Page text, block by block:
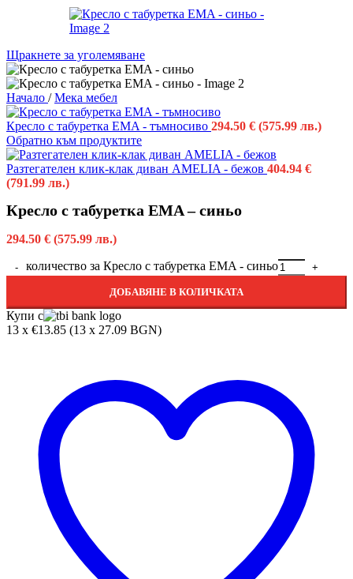
Щракнете за уголемяване
Начало / Мека мебел
Кресло с табуретка EMA - тъмносиво 294.50 € (575.99 лв.)
Обратно към продуктите
Разтегателен клик-клак диван AMELIA - бежов 404.94 €
(791.99 лв.)
Кресло с табуретка EMA – синьо
294.50 € (575.99 лв.)
количество за Кресло с табуретка EMA - синьо
ДОБАВЯНЕ В КОЛИЧКАТА
Купи с
13 x €13.85 (13 x 27.09 BGN)